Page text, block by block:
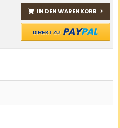
IN DEN WARENKORB
DIREKT ZU PAYPAL